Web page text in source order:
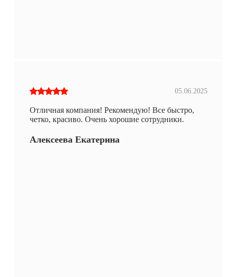
05.06.2025
Отличная компания! Рекомендую! Все быстро,
четко, красиво. Очень хорошие сотрудники.
Алексеева Екатерина